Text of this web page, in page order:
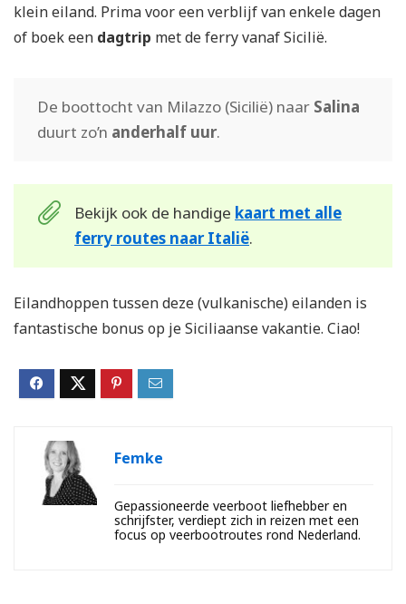
klein eiland. Prima voor een verblijf van enkele dagen
of boek een dagtrip met de ferry vanaf Sicilië.
De boottocht van Milazzo (Sicilië) naar Salina
duurt zo’n anderhalf uur.
Bekijk ook de handige kaart met alle
ferry routes naar Italië.
Eilandhoppen tussen deze (vulkanische) eilanden is
fantastische bonus op je Siciliaanse vakantie. Ciao!
Femke
Gepassioneerde veerboot liefhebber en
schrijfster, verdiept zich in reizen met een
focus op veerbootroutes rond Nederland.